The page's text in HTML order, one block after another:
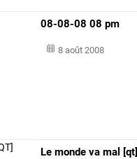
08-08-08 08 pm
8 août 2008
Le monde va mal [qt]